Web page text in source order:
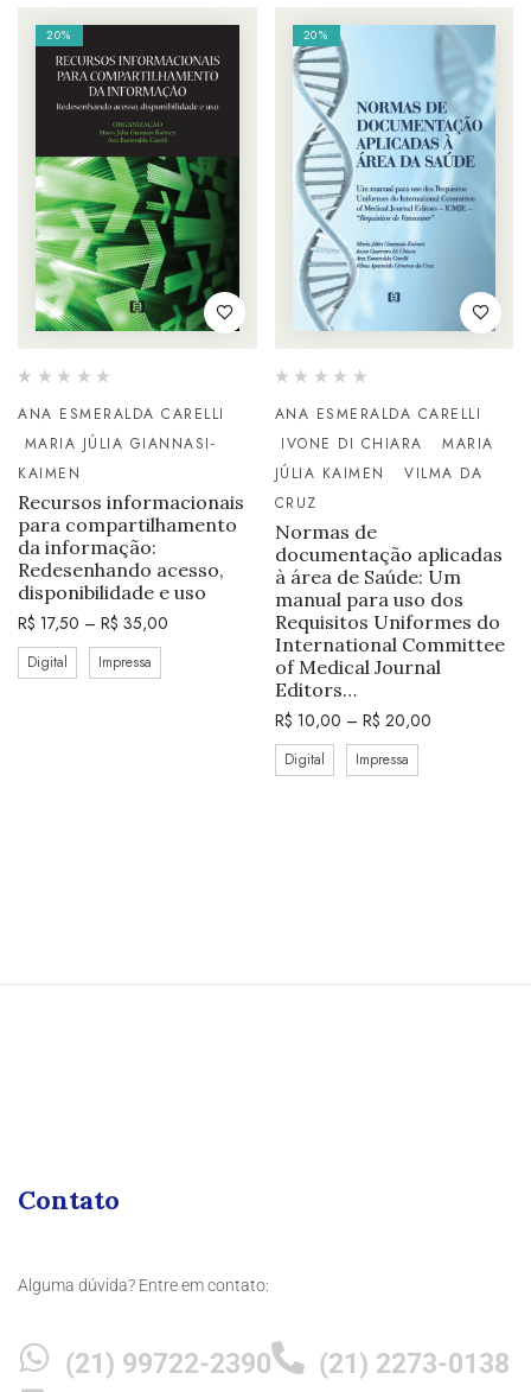
20%
ANA ESMERALDA CARELLI
MARIA JÚLIA GIANNASI-
KAIMEN
Recursos informacionais
para compartilhamento
da informação:
Redesenhando acesso,
disponibilidade e uso
R$ 17,50 – R$ 35,00
Digital Impressa
20%
ANA ESMERALDA CARELLI
IVONE DI CHIARA
MARIA
JÚLIA KAIMEN
VILMA DA
CRUZ
Normas de
documentação aplicadas
à área de Saúde: Um
manual para uso dos
Requisitos Uniformes do
International Committee
of Medical Journal
Editors…
R$ 10,00 – R$ 20,00
Digital Impressa
Contato
Alguma dúvida? Entre em contato:
(21) 99722-2390
(21) 2273-0138